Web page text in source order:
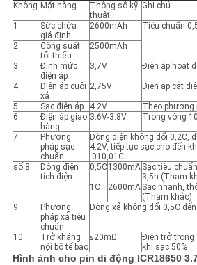
Không. Mặt hàng
Thông số kỹ
thuật
Ghi chú
1
Sức chứa
giả định
2600mAh Tiêu chuẩn
2
Công suất
tối thiểu
2500mAh
3
Định mức
điện áp
3,7V Điện áp hoạt
4
Điện áp cuối
xả
2,75V Điện áp cắt
5 Sạc điện áp 4.2V
Theo phương
6
Điện áp giao
hàng
3.6V-3.8V Trong vòng
7
Phương
pháp sạc
chuẩn
Dòng điện không đổi 0,2C,
4.2V, tiếp tục sạc cho đến
.010,01C
số 8
Dòng điện
tích điện
0,5C1300mA Sạc tiêu
3,5h (Tham
1C
2600mA Sạc nhanh,
(Tham khảo)
9
Phương
pháp xả tiêu
chuẩn
Dòng xả không đổi 0,5C
10
Trở kháng
nội bộ tế bào
≤20mΩ
Điện trở trong
khi sạc 50%
Hình ảnh cho pin di động ICR18650